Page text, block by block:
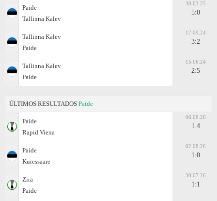
Paide
Tallinna Kalev
30.03.25
5:0
Tallinna Kalev
Paide
17.09.24
3:2
Tallinna Kalev
Paide
15.06.24
2:5
ÚLTIMOS RESULTADOS Paide
Paide
Rapid Viena
06.08.26
1:4
Paide
Kuressaare
02.08.26
1:0
Zira
Paide
30.07.26
1:1